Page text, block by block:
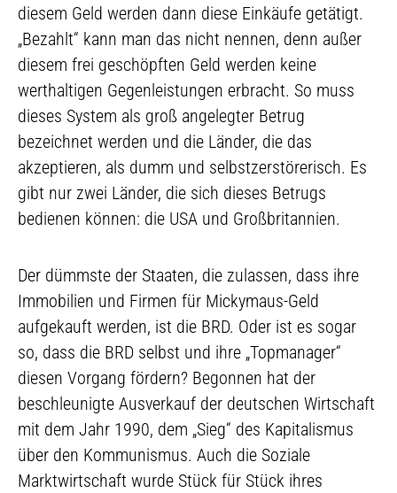
diesem Geld werden dann diese Einkäufe getätigt.
„Bezahlt“ kann man das nicht nennen, denn außer
diesem frei geschöpften Geld werden keine
werthaltigen Gegenleistungen erbracht. So muss
dieses System als groß angelegter Betrug
bezeichnet werden und die Länder, die das
akzeptieren, als dumm und selbstzerstörerisch. Es
gibt nur zwei Länder, die sich dieses Betrugs
bedienen können: die USA und Großbritannien.
Der dümmste der Staaten, die zulassen, dass ihre
Immobilien und Firmen für Mickymaus-Geld
aufgekauft werden, ist die BRD. Oder ist es sogar
so, dass die BRD selbst und ihre „Topmanager“
diesen Vorgang fördern? Begonnen hat der
beschleunigte Ausverkauf der deutschen Wirtschaft
mit dem Jahr 1990, dem „Sieg“ des Kapitalismus
über den Kommunismus. Auch die Soziale
Marktwirtschaft wurde Stück für Stück ihres